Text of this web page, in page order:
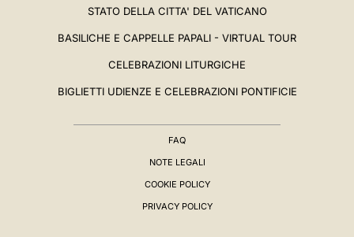
STATO DELLA CITTA' DEL VATICANO
BASILICHE E CAPPELLE PAPALI - VIRTUAL TOUR
CELEBRAZIONI LITURGICHE
BIGLIETTI UDIENZE E CELEBRAZIONI PONTIFICIE
FAQ
NOTE LEGALI
COOKIE POLICY
PRIVACY POLICY